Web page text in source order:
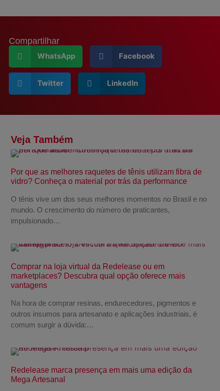
Compartilhar
WhatsApp Facebook
Twitter LinkedIn
Veja Também
Por que as melhores raquetes de tênis utilizam fibra de
vidro? Conheça o material por trás da performance
O tênis vive um dos seus melhores momentos no Brasil e no
mundo. O crescimento do número de praticantes,
impulsionado…
Comprar na loja virtual da Redelease ou em
marketplaces? Descubra qual opção oferece mais
vantagens
Na hora de comprar resinas, endurecedores, pigmentos e
outros insumos para artesanato e aplicações industriais, é
comum surgir a dúvida:…
Redelease marca presença em mais uma edição da
Mega Artesanal